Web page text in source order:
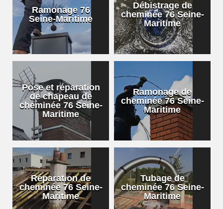
Ramonage 76
Seine-Maritime
Débistrage de
cheminée 76 Seine-
Maritime
Pose et réparation
de chapeau de
cheminée 76 Seine-
Maritime
Ramonage de
cheminée 76 Seine-
Maritime
Réparation de
cheminée 76 Seine-
Maritime
Tubage de
cheminée 76 Seine-
Maritime